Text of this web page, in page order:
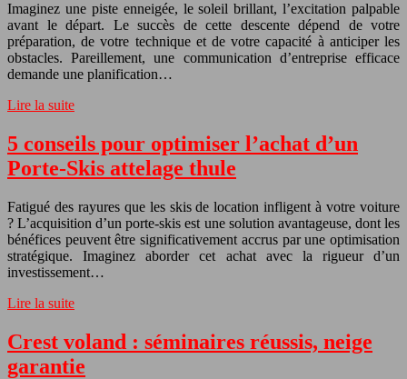
Imaginez une piste enneigée, le soleil brillant, l’excitation palpable
avant le départ. Le succès de cette descente dépend de votre
préparation, de votre technique et de votre capacité à anticiper les
obstacles. Pareillement, une communication d’entreprise efficace
demande une planification…
Lire la suite
5 conseils pour optimiser l’achat d’un
Porte-Skis attelage thule
Fatigué des rayures que les skis de location infligent à votre voiture
? L’acquisition d’un porte-skis est une solution avantageuse, dont les
bénéfices peuvent être significativement accrus par une optimisation
stratégique. Imaginez aborder cet achat avec la rigueur d’un
investissement…
Lire la suite
Crest voland : séminaires réussis, neige
garantie